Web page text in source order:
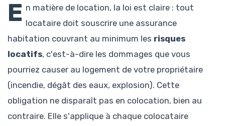
E n matière de location, la loi est claire : tout
locataire doit souscrire une assurance
habitation couvrant au minimum les risques
locatifs, c'est-à-dire les dommages que vous
pourriez causer au logement de votre propriétaire
(incendie, dégât des eaux, explosion). Cette
obligation ne disparaît pas en colocation, bien au
contraire. Elle s'applique à chaque colocataire